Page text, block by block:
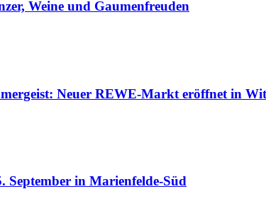
Weine und Gaumenfreuden
Neuer REWE-Markt eröffnet in
September in Marienfelde-Süd